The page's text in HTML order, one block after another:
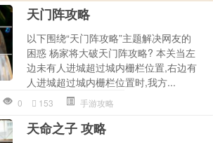
天门阵攻略
以下围绕“天门阵攻略”主题解决网友的
困惑 杨家将大破天门阵攻略? 本关当左
边未有人进城超过城内栅栏位置,右边有
人进城超过城内栅栏位置时,我方...
0 153 手游攻略
天命之子 攻略